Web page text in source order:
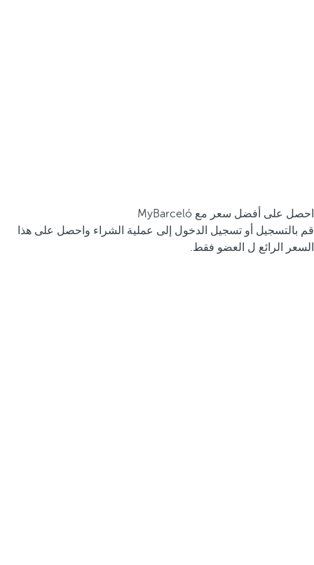
احصل على أفضل سعر مع MyBarceló
قم بالتسجيل أو تسجيل الدخول إلى عملية الشراء واحصل على هذا
السعر الرائع ل العضو فقط.